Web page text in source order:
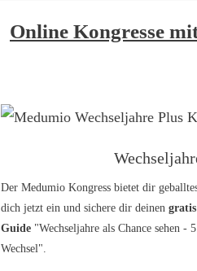
Online Kongresse
Der Medumio Kongress bietet dir
dich jetzt ein und sichere dir deinen
Guide "Wechseljahre als Chance sehen -
Wechsel".